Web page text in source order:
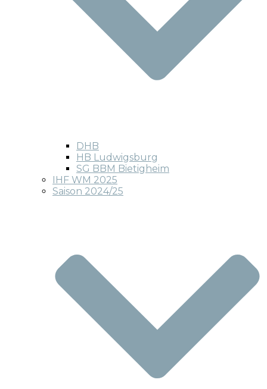
DHB
HB Ludwigsburg
SG BBM Bietigheim
IHF WM 2025
Saison 2024/25